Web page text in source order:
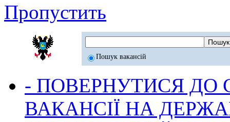
Пропустить
Пошук вакансій
- ПОВЕРНУТИСЯ ДО
ВАКАНСІЇ НА